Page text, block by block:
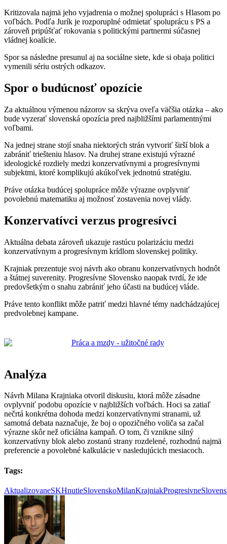
Kritizovala najmä jeho vyjadrenia o možnej spolupráci s Hlasom po
voľbách. Podľa Jurík je rozporuplné odmietať spoluprácu s PS a
zároveň pripúšťať rokovania s politickými partnermi súčasnej
vládnej koalície.
Spor sa následne presunul aj na sociálne siete, kde si obaja politici
vymenili sériu ostrých odkazov.
Spor o budúcnosť opozície
Za aktuálnou výmenou názorov sa skrýva oveľa väčšia otázka – ako
bude vyzerať slovenská opozícia pred najbližšími parlamentnými
voľbami.
Na jednej strane stojí snaha niektorých strán vytvoriť širší blok a
zabrániť triešteniu hlasov. Na druhej strane existujú výrazné
ideologické rozdiely medzi konzervatívnymi a progresívnymi
subjektmi, ktoré komplikujú akúkoľvek jednotnú stratégiu.
Práve otázka budúcej spolupráce môže výrazne ovplyvniť
povolebnú matematiku aj možnosť zostavenia novej vlády.
Konzervatívci verzus progresívci
Aktuálna debata zároveň ukazuje rastúcu polarizáciu medzi
konzervatívnym a progresívnym krídlom slovenskej politiky.
Krajniak prezentuje svoj návrh ako obranu konzervatívnych hodnôt
a štátnej suverenity. Progresívne Slovensko naopak tvrdí, že ide
predovšetkým o snahu zabrániť jeho účasti na budúcej vláde.
Práve tento konflikt môže patriť medzi hlavné témy nadchádzajúcej
predvolebnej kampane.
Analýza
Návrh Milana Krajniaka otvoril diskusiu, ktorá môže zásadne
ovplyvniť podobu opozície v najbližších voľbách. Hoci sa zatiaľ
nečrtá konkrétna dohoda medzi konzervatívnymi stranami, už
samotná debata naznačuje, že boj o opozičného voliča sa začal
výrazne skôr než oficiálna kampaň. O tom, či vznikne silný
konzervatívny blok alebo zostanú strany rozdelené, rozhodnú najmä
preferencie a povolebné kalkulácie v nasledujúcich mesiacoch.
Tags:
AktualizovaneSKHnutieSlovenskoMilanKrajniak